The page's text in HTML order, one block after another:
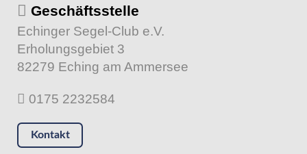
Geschäftsstelle
Echinger Segel-Club e.V.
Erholungsgebiet 3
82279 Eching am Ammersee
0175 2232584
Kontakt